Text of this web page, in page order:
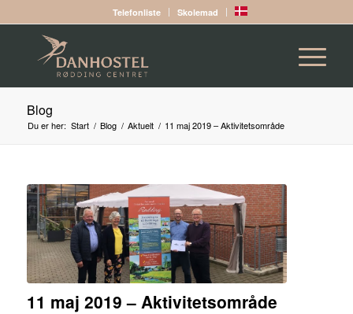
Telefonliste Skolemad
Blog
Du er her: Start / Blog / Aktuelt / 11 maj 2019 – Aktivitetsområde
11 maj 2019 – Aktivitetsområde